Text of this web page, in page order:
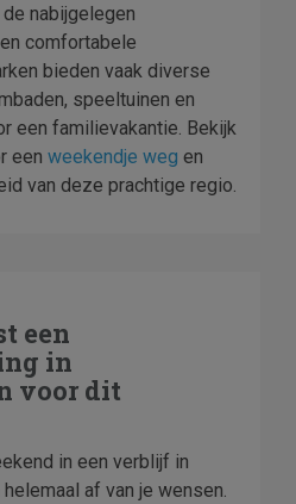
nabijgelegen
comfortabele
bieden vaak diverse
speeltuinen en
een familievakantie. Bekijk
een weekendje weg en
van deze prachtige regio.
een
in
voor dit
in een verblijf in
af van je wensen.